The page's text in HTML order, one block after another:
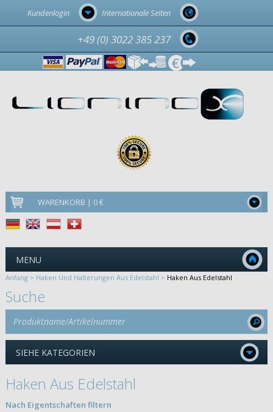
Internationale Seiten
Kundenlogin
+49 (0) 3022 385 237
WARENKORB | 0 €
MENU
Anfang > Haken Und Halterungen Aus Edelstahl > Haken Aus Edelstahl
Suche
SIEHE KATEGORIEN
Haken Aus Edelstahl
Nach Eigentschaften filtern